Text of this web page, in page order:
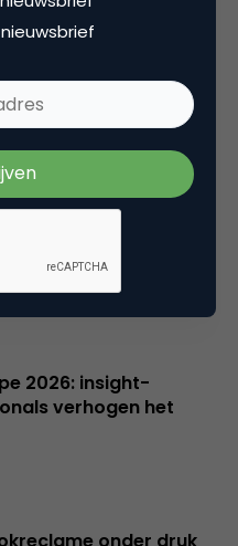
wat verandert er?
2026: insight-
verhogen het
onder druk